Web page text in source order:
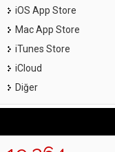
iOS App Store
Mac App Store
iTunes Store
iCloud
Diğer